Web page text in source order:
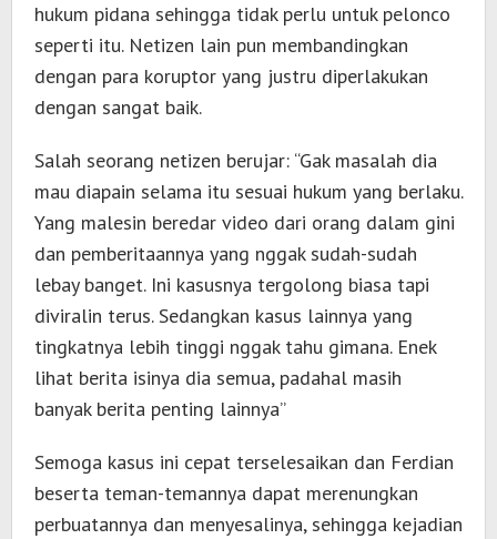
hukum pidana sehingga tidak perlu untuk pelonco
seperti itu. Netizen lain pun membandingkan
dengan para koruptor yang justru diperlakukan
dengan sangat baik.
Salah seorang netizen berujar: “Gak masalah dia
mau diapain selama itu sesuai hukum yang berlaku.
Yang malesin beredar video dari orang dalam gini
dan pemberitaannya yang nggak sudah-sudah
lebay banget. Ini kasusnya tergolong biasa tapi
diviralin terus. Sedangkan kasus lainnya yang
tingkatnya lebih tinggi nggak tahu gimana. Enek
lihat berita isinya dia semua, padahal masih
banyak berita penting lainnya”
Semoga kasus ini cepat terselesaikan dan Ferdian
beserta teman-temannya dapat merenungkan
perbuatannya dan menyesalinya, sehingga kejadian